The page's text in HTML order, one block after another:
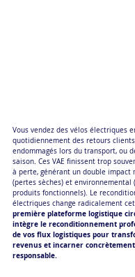
Vous vendez des vélos électriques
quotidiennement des retours
endommagés lors du transport, ou
saison. Ces VAE finissent trop
à perte, générant un double impact
(pertes sèches) et environnemental
produits fonctionnels). Le
électriques change radicalement
première plateforme logistique
intègre le reconditionnement
de vos flux logistiques pour
revenus et incarner
responsable.